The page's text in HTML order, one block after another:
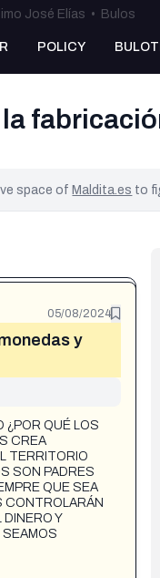
José Elías • Bulos
POLICY
space ofMaldita.es to
05/08/2024
y
¿POR QUÉ LOS
CREA
TERRITORIO
SON PADRES
QUE SEA
CONTROLARÁN
Y
SEAMOS